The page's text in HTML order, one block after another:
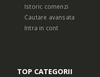
Istoric comenzi
Cautare avansata
Intra in cont
TOP CATEGORII